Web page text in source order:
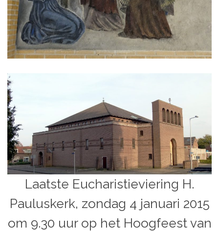
Laatste Eucharistieviering H.
Pauluskerk, zondag 4 januari 2015
om 9.30 uur op het Hoogfeest van